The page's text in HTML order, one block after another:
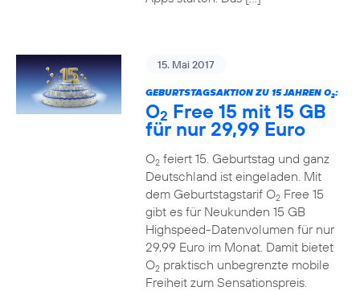
15. Mai 2017
GEBURTSTAGSAKTION ZU 15 JAHREN O2:
O2 Free 15 mit 15 GB
für nur 29,99 Euro
O2feiert 15. Geburtstag und ganz
Deutschland ist eingeladen. Mit
dem Geburtstagstarif O2Free 15
gibt es für Neukunden 15 GB
Highspeed-Datenvolumen für nur
29,99 Euro im Monat. Damit bietet
O2praktisch unbegrenzte mobile
Freiheit zum Sensationspreis.